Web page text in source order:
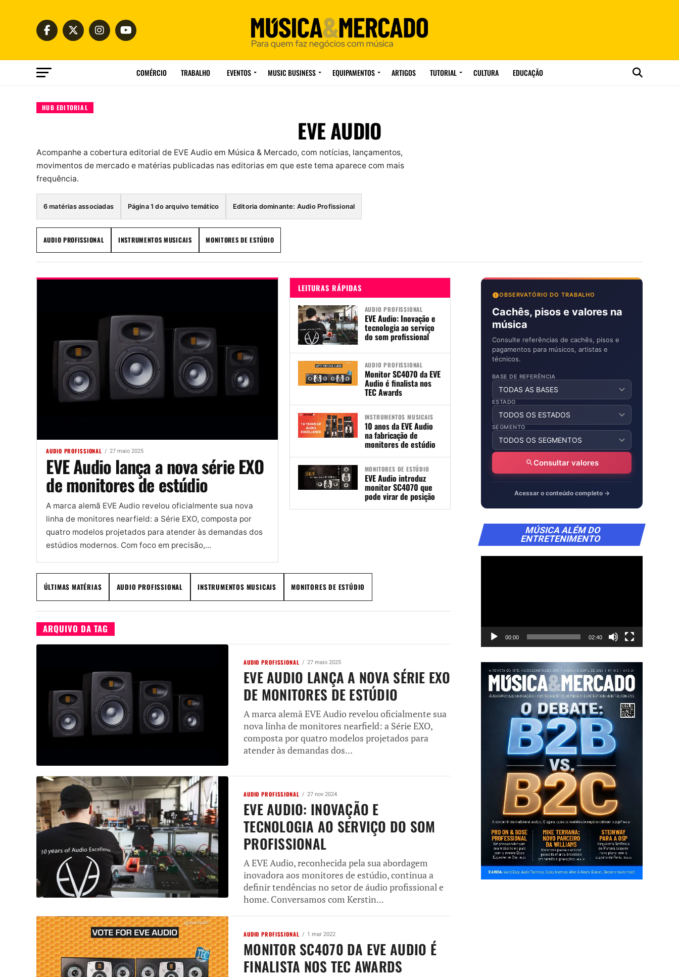
COMÉRCIO TRABALHO EVENTOS MUSIC BUSINESS EQUIPAMENTOS ARTIGOS TUTORIAL CULTURA EDUCAÇÃO
HUB EDITORIAL
EVE AUDIO
Acompanhe a cobertura editorial de EVE Audio em Música & Mercado, com notícias, lançamentos,
movimentos de mercado e matérias publicadas nas editorias em que este tema aparece com mais
frequência.
6 matérias associadas Página 1 do arquivo temático Editoria dominante: Audio Profissional
AUDIO PROFISSIONAL INSTRUMENTOS MUSICAIS MONITORES DE ESTÚDIO
AUDIO PROFISSIONAL 27 maio 2025
EVE Audio lança a nova série EXO
de monitores de estúdio
A marca alemã EVE Audio revelou oficialmente sua nova
linha de monitores nearfield: a Série EXO, composta por
quatro modelos projetados para atender às demandas dos
estúdios modernos. Com foco em precisão,...
LEITURAS RÁPIDAS
AUDIO PROFISSIONAL
EVE Audio: Inovação e
tecnologia ao serviço
do som profissional
AUDIO PROFISSIONAL
Monitor SC4070 da EVE
Audio é finalista nos
TEC Awards
INSTRUMENTOS MUSICAIS
10 anos da EVE Audio
na fabricação de
monitores de estúdio
MONITORES DE ESTÚDIO
EVE Audio introduz
monitor SC4070 que
pode virar de posição
ÚLTIMAS MATÉRIAS AUDIO PROFISSIONAL INSTRUMENTOS MUSICAIS MONITORES DE ESTÚDIO
ARQUIVO DA TAG
AUDIO PROFISSIONAL 27 maio 2025
EVE AUDIO LANÇA A NOVA SÉRIE EXO
DE MONITORES DE ESTÚDIO
A marca alemã EVE Audio revelou oficialmente sua
nova linha de monitores nearfield: a Série EXO,
composta por quatro modelos projetados para
atender às demandas dos...
AUDIO PROFISSIONAL 27 nov 2024
EVE AUDIO: INOVAÇÃO E
TECNOLOGIA AO SERVIÇO DO SOM
PROFISSIONAL
A EVE Audio, reconhecida pela sua abordagem
inovadora aos monitores de estúdio, continua a
definir tendências no setor de áudio profissional e
home. Conversamos com Kerstin...
AUDIO PROFISSIONAL 1 mar 2022
MONITOR SC4070 DA EVE AUDIO É
FINALISTA NOS TEC AWARDS
OBSERVATÓRIO DO TRABALHO
Cachês, pisos e valores na
música
Consulte referências de cachês, pisos e
pagamentos para músicos, artistas e
técnicos.
BASE DE REFERÊNCIA
ESTADO
SEGMENTO
Consultar valores
Acessar o conteúdo completo →
MÚSICA ALÉM DO
ENTRETENIMENTO
Tocador
de
00:00 02:40